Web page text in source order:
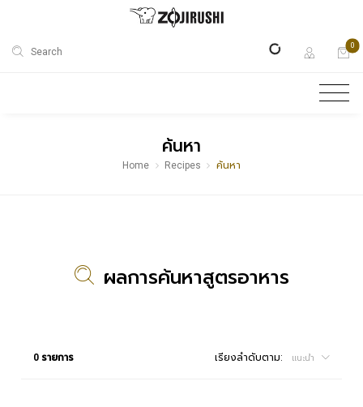
Search
0
ค้นหา
Home Recipes ค้นหา
ผลการค้นหาสูตรอาหาร
0 รายการ เรียงลำดับตาม: แนะนำ